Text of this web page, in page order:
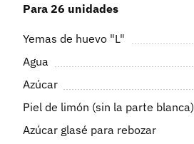
Para 26 unidades
Yemas de huevo "L"
Agua
Azúcar
Piel de limón (sin la parte blanca)
Azúcar glasé para rebozar